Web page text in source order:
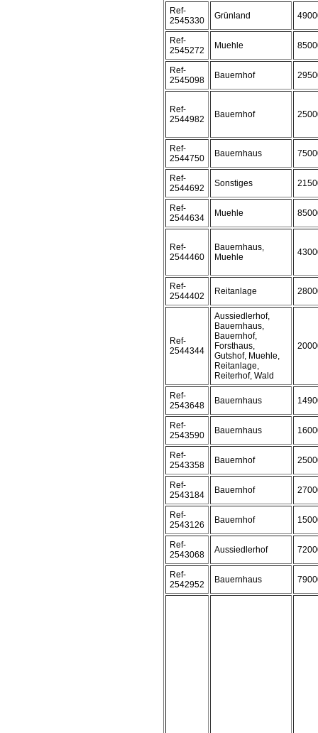
Ref-
2545330
Grünland
Ref-
2545272
Muehle
Ref-
2545098
Bauernhof
Ref-
2544982
Bauernhof
Ref-
2544750
Bauernhaus
Ref-
2544692
Sonstiges
Ref-
2544634
Muehle
Ref-
2544460
Bauernhaus,
Muehle
Ref-
2544402
Reitanlage
Ref-
2544344
Aussiedlerhof,
Bauernhaus,
Bauernhof,
Forsthaus,
Gutshof, Muehle,
Reitanlage,
Reiterhof, Wald
Ref-
2543648
Bauernhaus
Ref-
2543590
Bauernhaus
Ref-
2543358
Bauernhof
Ref-
2543184
Bauernhof
Ref-
2543126
Bauernhof
Ref-
2543068
Aussiedlerhof
Ref-
2542952
Bauernhaus